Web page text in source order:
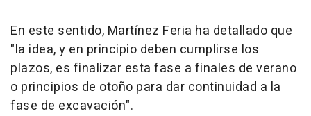
En este sentido, Martínez Feria ha detallado que
"la idea, y en principio deben cumplirse los
plazos, es finalizar esta fase a finales de verano
o principios de otoño para dar continuidad a la
fase de excavación".